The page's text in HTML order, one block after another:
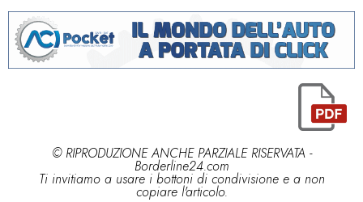
© RIPRODUZIONE ANCHE PARZIALE RISERVATA -
Borderline24.com
Ti invitiamo a usare i bottoni di condivisione e a non
copiare l'articolo.